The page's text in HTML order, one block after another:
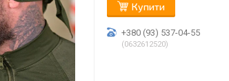
Купити
+380 (93) 537-04-55
0632612520